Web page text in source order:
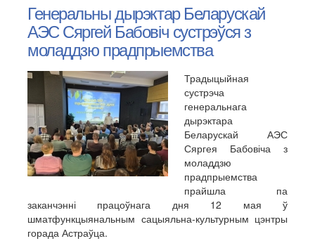
Генеральны дырэктар Беларускай
АЭС Сяргей Бабовіч сустрэўся з
моладдзю прадпрыемства
Традыцыйная
сустрэча
генеральнага
дырэктара
Беларускай АЭС
Сяргея Бабовіча з
моладдзю
прадпрыемства
прайшла па
заканчэнні працоўнага дня 12 мая ў
шматфункцыянальным сацыяльна-культурным цэнтры
горада Астраўца.